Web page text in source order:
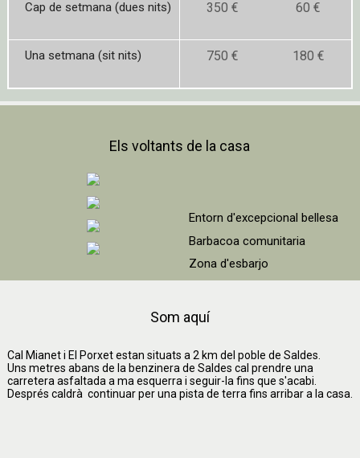
Cap de setmana (dues nits) 350 € 60 €
Una setmana (sit nits) 750 € 180 €
Els voltants de la casa
Entorn d'excepcional bellesa
Barbacoa comunitaria
Zona d'esbarjo
Som aquí
Cal Mianet i El Porxet estan situats a 2 km del poble de Saldes.
Uns metres abans de la benzinera de Saldes cal prendre una
carretera asfaltada a ma esquerra i seguir-la fins que s'acabi.
Després caldrà continuar per una pista de terra fins arribar a la casa.